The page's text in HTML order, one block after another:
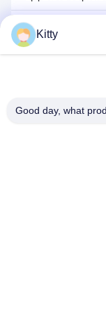
Μηχανή
Kitty
Good day, what